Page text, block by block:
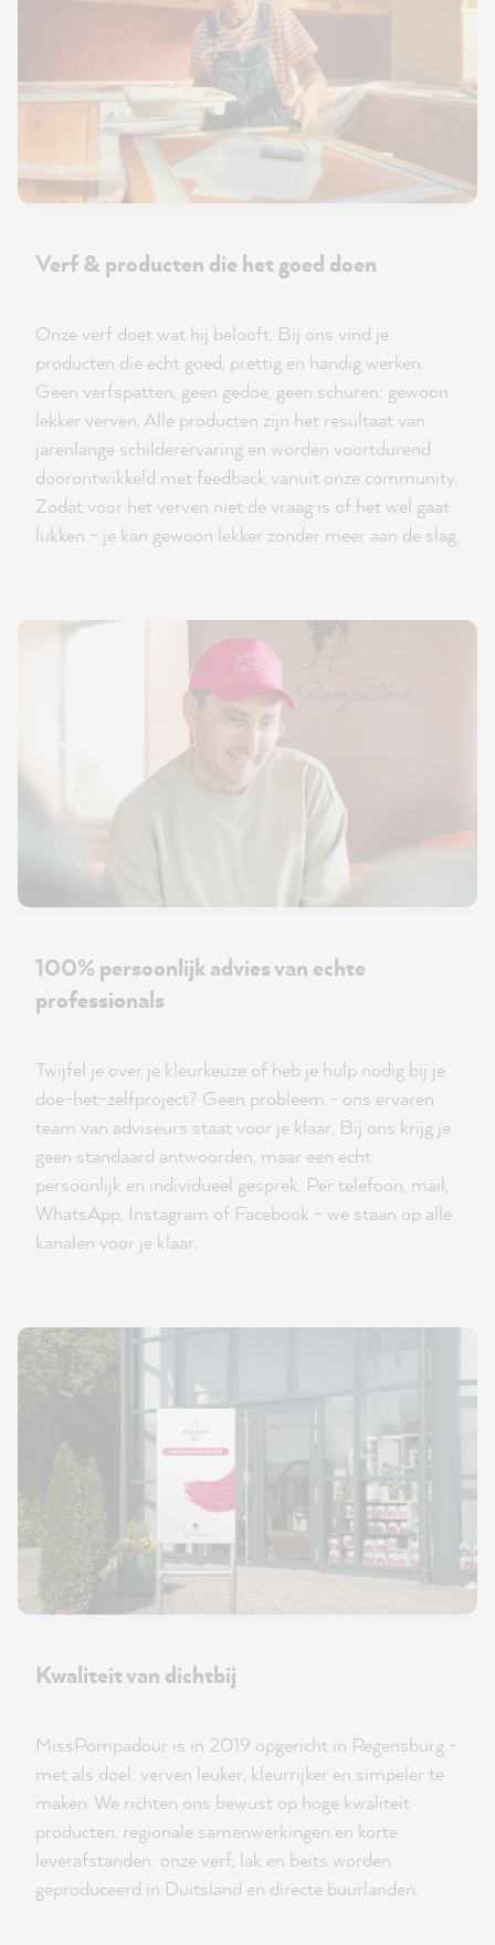
Verf & producten die het goed doen
Onze verf doet wat hij belooft. Bij ons vind je
producten die echt goed, prettig en handig werken.
Geen verfspatten, geen gedoe, geen schuren: gewoon
lekker verven. Alle producten zijn het resultaat van
jarenlange schilderervaring en worden voortdurend
doorontwikkeld met feedback vanuit onze community.
Zodat voor het verven niet de vraag is of het wel gaat
lukken - je kan gewoon lekker zonder meer aan de slag.
100% persoonlijk advies van echte
professionals
Twijfel je over je kleurkeuze of heb je hulp nodig bij je
doe-het-zelfproject? Geen probleem - ons ervaren
team van adviseurs staat voor je klaar. Bij ons krijg je
geen standaard antwoorden, maar een echt
persoonlijk en individueel gesprek. Per telefoon, mail,
WhatsApp, Instagram of Facebook - we staan op alle
kanalen voor je klaar.
Kwaliteit van dichtbij
MissPompadour is in 2019 opgericht in Regensburg -
met als doel: verven leuker, kleurrijker en simpeler te
maken. We richten ons bewust op hoge kwaliteit
producten, regionale samenwerkingen en korte
leverafstanden: onze verf, lak en beits worden
geproduceerd in Duitsland en directe buurlanden.